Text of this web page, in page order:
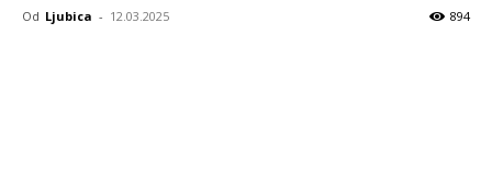
Od Ljubica - 12.03.2025 894